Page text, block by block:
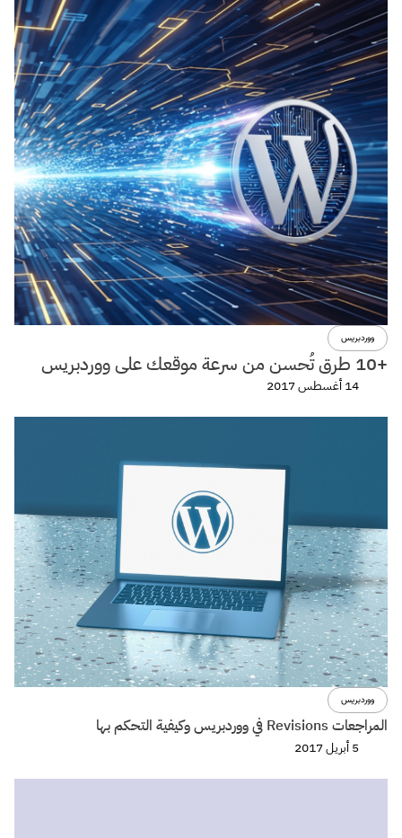
ووردبريس
+10 طرق تُحسن من سرعة موقعك على ووردبريس
14 أغسطس 2017
ووردبريس
المراجعات Revisions في ووردبريس وكيفية التحكم بها
5 أبريل 2017